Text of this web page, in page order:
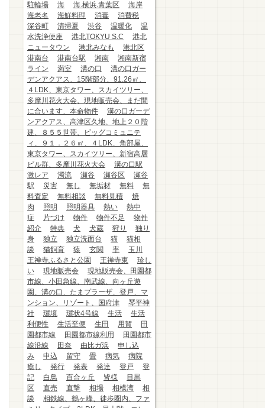
駐輪場
海 海.横浜.青葉区
海岸
海老名
海鮮料理 消毒
消費税
深谷町
清掃夏 渋谷 温暖化
温
水洗浄便座
港北TOKYU S.C
港北
ニュータウン
港北みなも
港北区
港南台
港南台駅 湘南
湘南新宿
ライン
満室 溝の口
溝の口ガー
デンアクアス、15階部分、91.26㎡、
４LDK、東京タワー、スカイツリー、
多摩川花火大会、現地販売会、まだ間
に合います、本命物件
溝の口ガーデ
ンアクアス、高津区久地、地上２０階
建、８５５世帯、ビッグコミュニテ
ィ、９１．２６㎡、４LDK、角部屋、
東京タワー、スカイツリー、新宿高層
ビル群、多摩川花火大会
溝の口駅
激レア
濁流 瀬谷 瀬谷区
瀬谷
駅
災害 無し 無垢材 無料
無
料査定
無料相談 無料見積
焼
肉
照明 照明器具 熱い
熱中
症
片づけ 物件 物件不足
物件
紹介
特典 犬 犬蔵 狩り
独り
身
独立 独立洗面台 猫
猫相
談
猫飼育 猿 玄関 率
玉川
王禅寺ふるさと公園
王禅寺東
珍し
い
現地販売会
現地販売会、田園都
市線、小田急線、南武線、向ヶ丘遊
園、溝の口、たまプラーザ、登戸、マ
ンション、リゾート、国府津
琴平神
社
環境 環状4号線 生活
生活
利便性
生活至便 生田 用賀
田
園都市線
田園都市線利用
田園都市
線沿線
田奈 由比ガ浜
申し込
み
申込 留守 畳 病気
病院
癒し
発行 発表 発達 登戸
登
記
白鳥 百合ヶ丘 皆様
目黒
区
直売 直撃 相場 相模湾
相
談
相鉄線、鶴ヶ峰、徒歩圏内、ファ